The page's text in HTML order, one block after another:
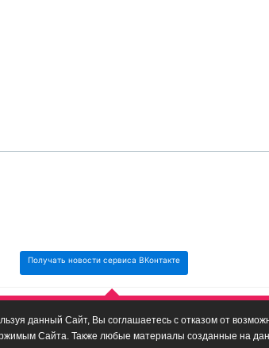
Получать новости сервиса ВКонтакте
данный Сайт, Вы соглашаетесь с отказом от
Сайта. Также любые материалы созданные на